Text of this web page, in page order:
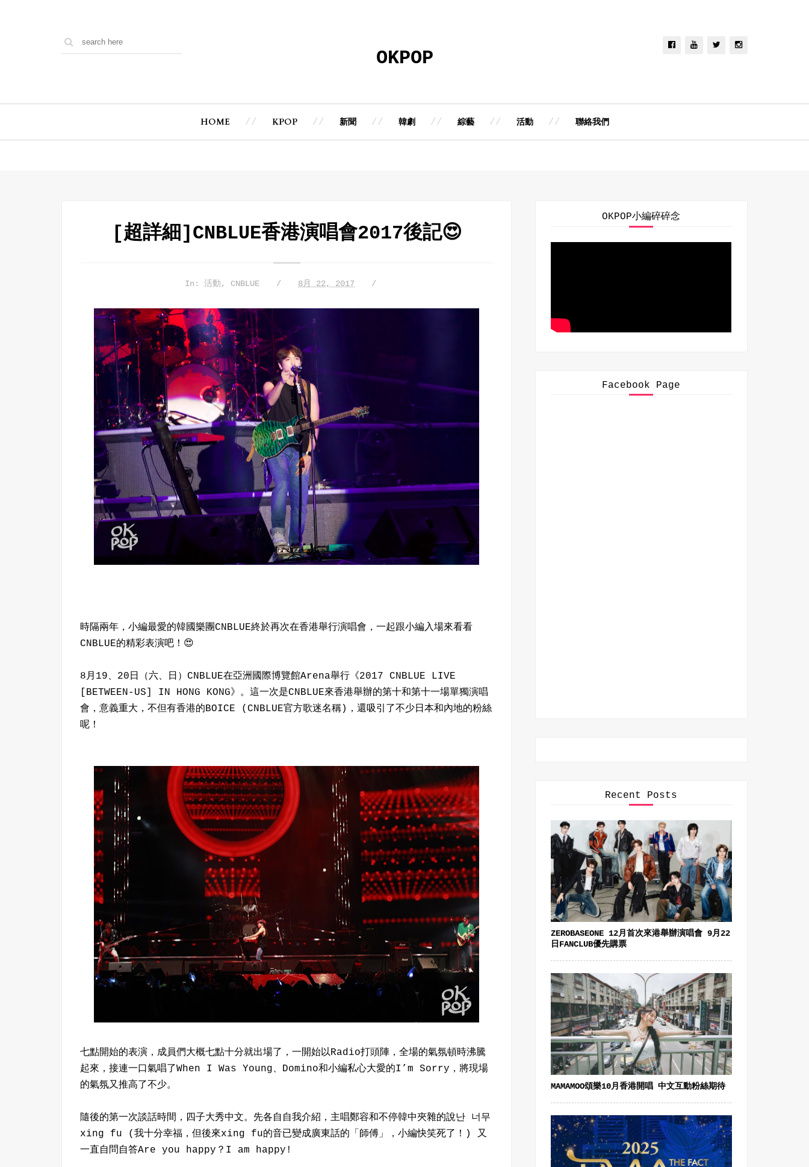
OKPOP
HOME KPOP 新聞 韓劇 綜藝 活動 聯絡我們
[超詳細]CNBLUE香港演唱會2017後記😍
In: 活動, CNBLUE 8月 22, 2017
時隔兩年，小編最愛的韓國樂團CNBLUE終於再次在香港舉行演唱會，一起跟小編入場來看看
CNBLUE的精彩表演吧！😍
8月19、20日（六、日）CNBLUE在亞洲國際博覽館Arena舉行《2017 CNBLUE LIVE
[BETWEEN-US] IN HONG KONG》。這一次是CNBLUE來香港舉辦的第十和第十一場單獨演唱
會，意義重大，不但有香港的BOICE (CNBLUE官方歌迷名稱)，還吸引了不少日本和內地的粉絲
呢！
七點開始的表演，成員們大概七點十分就出場了，一開始以Radio打頭陣，全場的氣氛頓時沸騰
起來，接連一口氣唱了When I Was Young、Domino和小編私心大愛的I’m Sorry，將現場
的氣氛又推高了不少。
隨後的第一次談話時間，四子大秀中文。先各自自我介紹，主唱鄭容和不停韓中夾雜的說난 너무
xing fu (我十分幸福，但後來xing fu的音已變成廣東話的「師傅」，小編快笑死了！) 又
一直自問自答Are you happy？I am happy!
OKPOP小編碎碎念
Facebook Page
Recent Posts
ZEROBASEONE 12月首次來港舉辦演唱會 9月22
日FANCLUB優先購票
MAMAMOO頌樂10月香港開唱 中文互動粉絲期待